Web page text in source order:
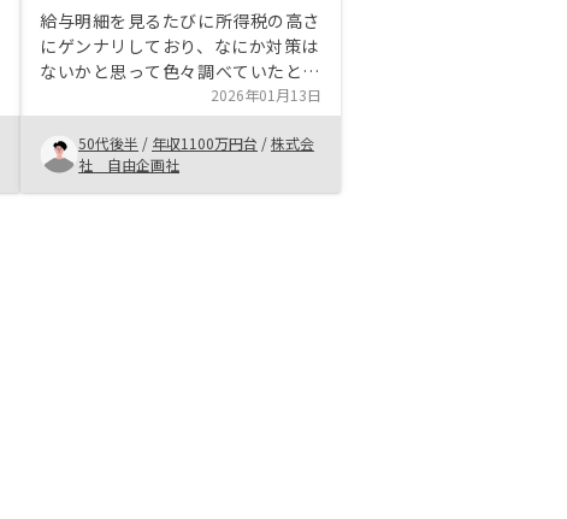
給与明細を見るたびに所得税の高さ
にゲンナリしており、なにか対策は
ないかと思って色々調べていたとこ
ろ不動産投資の情報にたどり着きま
した。 不動産投資の最大のリスク
と考えていたのは空室対策だったの
ですが、都心部に絞った物件の購入
により空室リスクを可能な限り下げ
2026年01月13日
50代後半 / 年収1100万円台 /株式会
社 自由企画社